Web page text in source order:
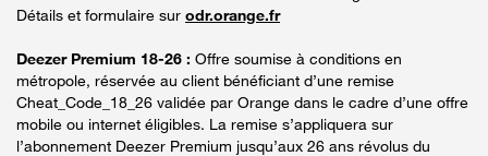
Détails et formulaire sur odr.orange.fr
Deezer Premium 18-26 : Offre soumise à conditions en
métropole, réservée au client bénéficiant d’une remise
Cheat_Code_18_26 validée par Orange dans le cadre d’une offre
mobile ou internet éligibles. La remise s’appliquera sur
l’abonnement Deezer Premium jusqu’aux 26 ans révolus du